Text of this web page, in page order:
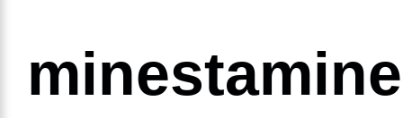
minestamine